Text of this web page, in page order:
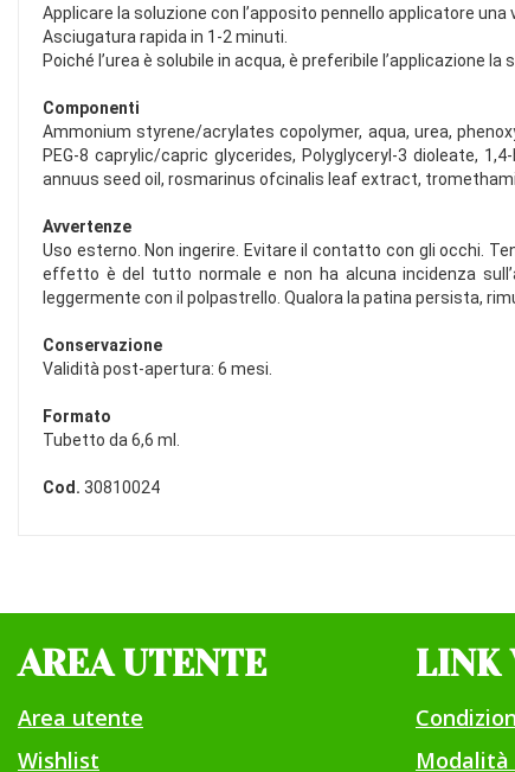
Applicare la soluzione con l’apposito pennello applicatore una
Asciugatura rapida in 1-2 minuti.
Poiché l’urea è solubile in acqua, è preferibile l’applicazione
Componenti
Ammonium styrene/acrylates copolymer, aqua, urea,
PEG-8 caprylic/capric glycerides, Polyglyceryl-3 dioleate,
annuus seed oil, rosmarinus ofcinalis leaf extract,
Avvertenze
Uso esterno. Non ingerire. Evitare il contatto con gli occhi.
effetto è del tutto normale e non ha alcuna incidenza
leggermente con il polpastrello. Qualora la patina persista,
Conservazione
Validità post-apertura: 6 mesi.
Formato
Tubetto da 6,6 ml.
Cod. 30810024
AREA UTENTE
Area utente
Wishlist
LINK
Modalità